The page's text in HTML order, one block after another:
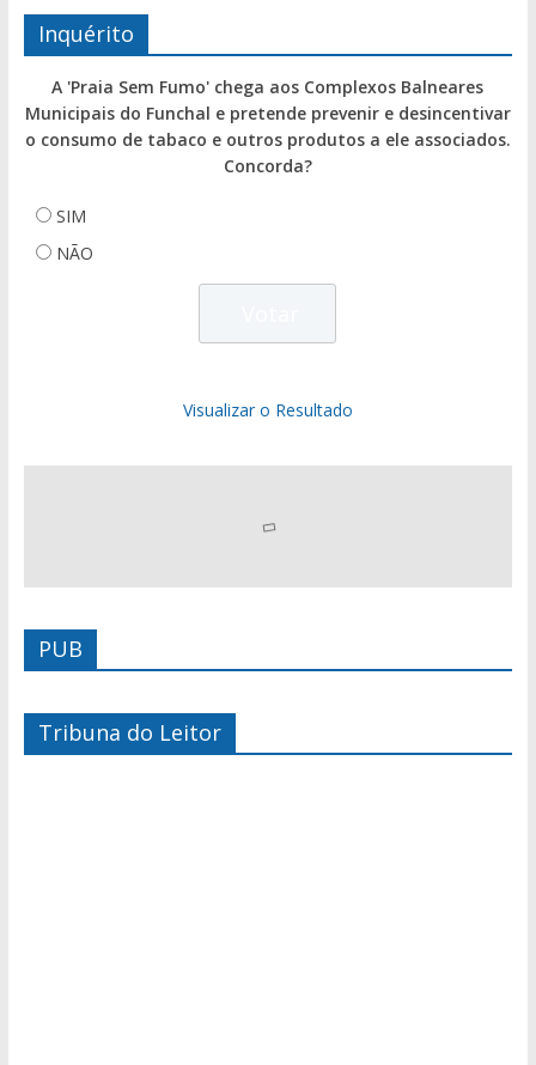
Inquérito
A 'Praia Sem Fumo' chega aos Complexos Balneares
Municipais do Funchal e pretende prevenir e desincentivar
o consumo de tabaco e outros produtos a ele associados.
Concorda?
SIM
NÃO
Visualizar o Resultado
PUB
Tribuna do Leitor